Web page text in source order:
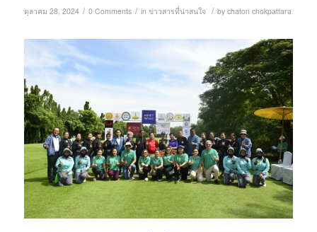
ตุลาคม 28, 2024 / 0 Comments / in ข่าวสารที่น่าสนใจ / by chaton chokpattara